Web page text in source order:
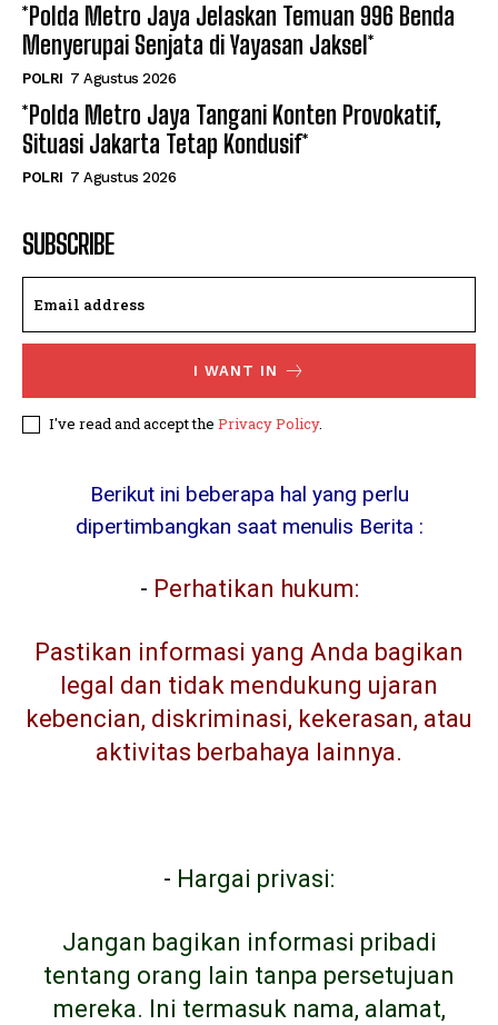
*Polda Metro Jaya Jelaskan Temuan 996 Benda
Menyerupai Senjata di Yayasan Jaksel*
POLRI 7 Agustus 2026
*Polda Metro Jaya Tangani Konten Provokatif,
Situasi Jakarta Tetap Kondusif*
POLRI 7 Agustus 2026
SUBSCRIBE
I WANT IN
I've read and accept the Privacy Policy.
Berikut ini beberapa hal yang perlu
dipertimbangkan saat menulis Berita :
- Perhatikan hukum:
Pastikan informasi yang Anda bagikan
legal dan tidak mendukung ujaran
kebencian, diskriminasi, kekerasan, atau
aktivitas berbahaya lainnya.
- Hargai privasi:
Jangan bagikan informasi pribadi
tentang orang lain tanpa persetujuan
mereka. Ini termasuk nama, alamat,